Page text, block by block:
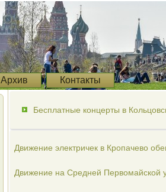
Архив Контакты
Бесплатные концерты в
Движение электричек в Кропачево
Движение на Средней Первомайской